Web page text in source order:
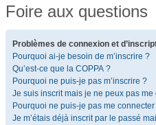
Foire aux questions
Problèmes de connexion et
Pourquoi ai-je besoin de m’inscrire ?
Qu’est-ce que la COPPA ?
Pourquoi ne puis-je pas m’inscrire ?
Je suis inscrit mais je ne peux pas me
Pourquoi ne puis-je pas me connecter
Je m’étais déjà inscrit par le passé